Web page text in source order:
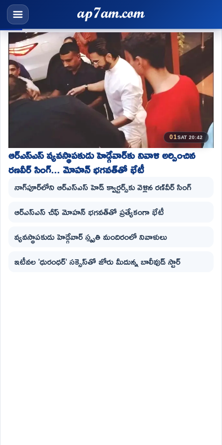
01SAT 20:42
ఆర్ఎస్ఎస్ వ్యవస్థాపకుడు హెడ్గేవార్‌కు నివాళి అర్పించిన
రణవీర్ సింగ్... మోహన్ భగవత్‌తో భేటీ
నాగ్‌పూర్‌లోని ఆర్ఎస్ఎస్ హెడ్ క్వార్టర్స్‌కు వెళ్లిన రణ్‌వీర్ సింగ్
ఆర్ఎస్ఎస్ చీఫ్ మోహన్ భగవత్‌తో ప్రత్యేకంగా భేటీ
వ్యవస్థాపకుడు హెడ్గేవార్ స్మృతి మందిరంలో నివాళులు
ఇటీవల 'ధురంధర్' సక్సెస్‌తో జోరు మీదున్న బాలీవుడ్ స్టార్